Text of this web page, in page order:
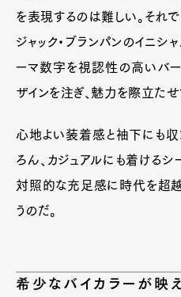
を表現するのは難しい。それ
ジャック・ブランパンのイニシ
ーマ数字を視認性の高いバ
ザインを注ぎ、魅力を際立たせ
心地よい装着感と袖下にも収
ろん、カジュアルにも着ける
対照的な充足感に時代を超
うのだ。
希少なバイカラーが映